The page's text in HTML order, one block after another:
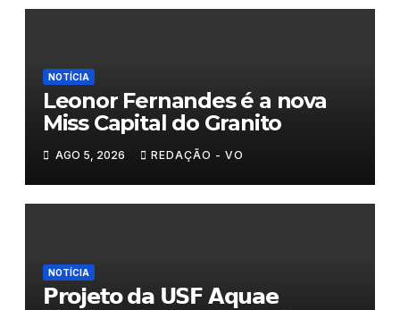
NOTÍCIA
Leonor Fernandes é a nova
Miss Capital do Granito
AGO 5, 2026 REDAÇÃO - VO
NOTÍCIA
𝗣𝗿𝗼𝗷𝗲𝘁𝗼 𝗱𝗮 𝗨𝗦𝗙 𝗔𝗾𝘂𝗮𝗲